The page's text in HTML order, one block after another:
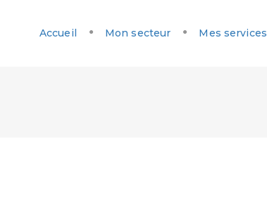
Accueil Mon secteur Mes services